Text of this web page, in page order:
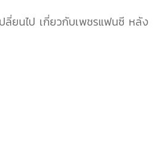
ลี่ยนไป เกี่ยวกับเพชรแฟนซี หลัง